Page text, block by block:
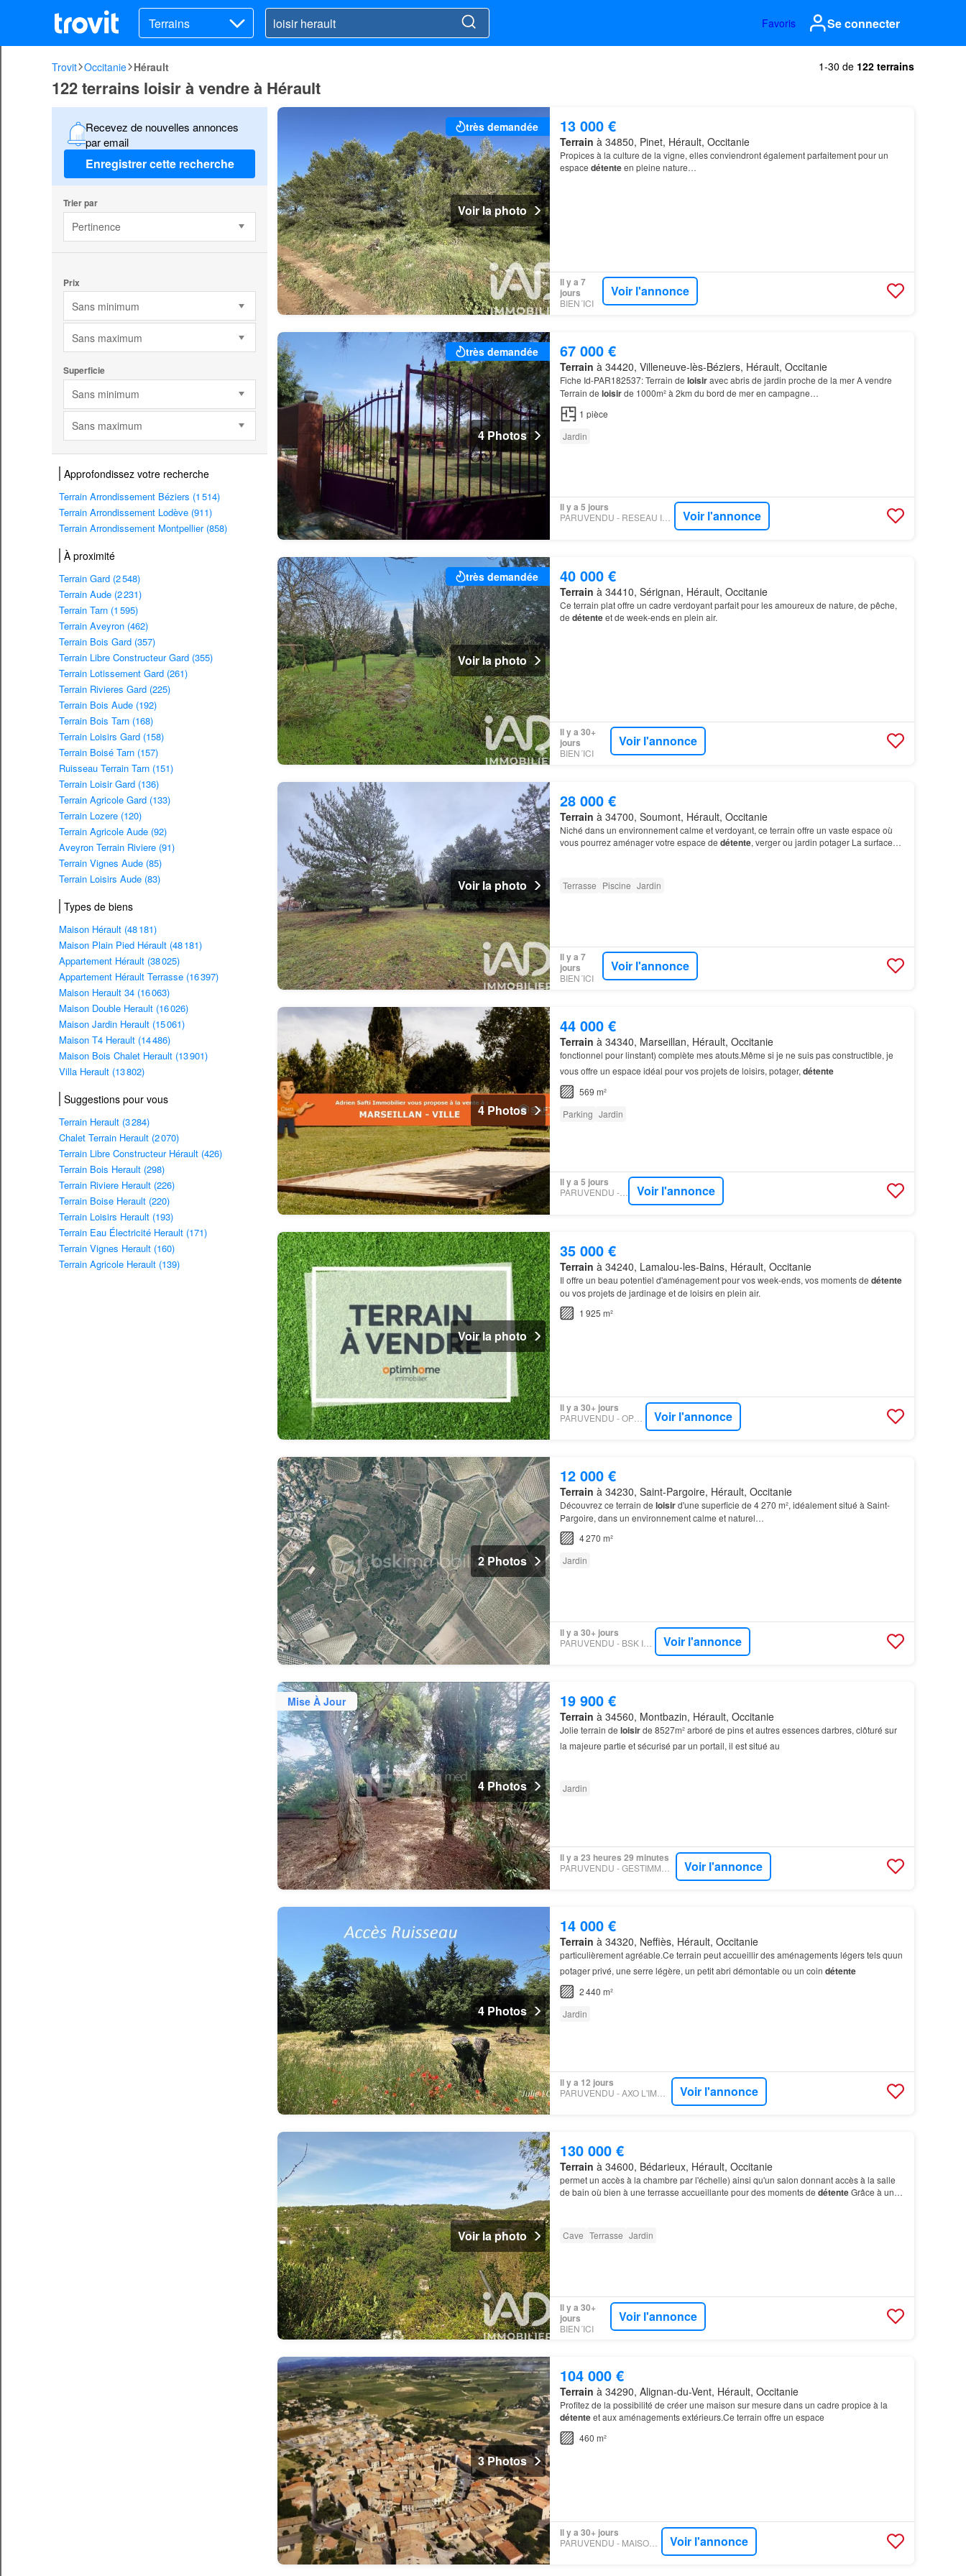
Terrains Favoris Se connecter
Trovit Occitanie Hérault 1-30 de 122 terrains
122 terrains loisir à vendre à Hérault
Recevez de nouvelles annonces
par email
Enregistrer cette recherche
Trier par
Pertinence
Prix
Sans minimum
Sans maximum
Superficie
Sans minimum
Sans maximum
Approfondissez votre recherche
Terrain Arrondissement Béziers (1 514)
Terrain Arrondissement Lodève (911)
Terrain Arrondissement Montpellier (858)
À proximité
Terrain Gard (2 548)
Terrain Aude (2 231)
Terrain Tarn (1 595)
Terrain Aveyron (462)
Terrain Bois Gard (357)
Terrain Libre Constructeur Gard (355)
Terrain Lotissement Gard (261)
Terrain Rivieres Gard (225)
Terrain Bois Aude (192)
Terrain Bois Tarn (168)
Terrain Loisirs Gard (158)
Terrain Boisé Tarn (157)
Ruisseau Terrain Tarn (151)
Terrain Loisir Gard (136)
Terrain Agricole Gard (133)
Terrain Lozere (120)
Terrain Agricole Aude (92)
Aveyron Terrain Riviere (91)
Terrain Vignes Aude (85)
Terrain Loisirs Aude (83)
Types de biens
Maison Hérault (48 181)
Maison Plain Pied Hérault (48 181)
Appartement Hérault (38 025)
Appartement Hérault Terrasse (16 397)
Maison Herault 34 (16 063)
Maison Double Herault (16 026)
Maison Jardin Herault (15 061)
Maison T4 Herault (14 486)
Maison Bois Chalet Herault (13 901)
Villa Herault (13 802)
Suggestions pour vous
Terrain Herault (3 284)
Chalet Terrain Herault (2 070)
Terrain Libre Constructeur Hérault (426)
Terrain Bois Herault (298)
Terrain Riviere Herault (226)
Terrain Boise Herault (220)
Terrain Loisirs Herault (193)
Terrain Eau Électricité Herault (171)
Terrain Vignes Herault (160)
Terrain Agricole Herault (139)
très demandée
Voir la photo
13 000 €
Terrain à 34850, Pinet, Hérault, Occitanie
Propices à la culture de la vigne, elles conviendront également parfaitement pour un
espace détenteen pleine nature…
Il y a 7
jours
BIEN´ICI
Voir l'annonce
très demandée
4 Photos
67 000 €
Terrain à 34420, Villeneuve-lès-Béziers, Hérault, Occitanie
Fiche Id-PAR182537: Terrain de loisiravec abris de jardin proche de la mer A vendre
Terrain de loisirde 1000m² à 2km du bord de mer en campagne…
1 pièce
Jardin
Il y a 5 jours
PARUVENDU - RESEAU IMMO DIFFUSION Voir l'annonce
très demandée
Voir la photo
40 000 €
Terrain à 34410, Sérignan, Hérault, Occitanie
Ce terrain plat offre un cadre verdoyant parfait pour les amoureux de nature, de pêche,
de détenteet de week-ends en plein air.
Il y a 30+
jours
BIEN´ICI
Voir l'annonce
Voir la photo
28 000 €
Terrain à 34700, Soumont, Hérault, Occitanie
Niché dans un environnement calme et verdoyant, ce terrain offre un vaste espace où
vous pourrez aménager votre espace de détente, verger ou jardin potager La surface
Terrasse Piscine Jardin
Il y a 7
jours
BIEN´ICI
Voir l'annonce
4 Photos
44 000 €
Terrain à 34340, Marseillan, Hérault, Occitanie
fonctionnel pour linstant) complète mes atouts.Même si je ne suis pas constructible, je
vous offre un espace idéal pour vos projets de loisirs, potager, détente
569 m²
Parking Jardin
Il y a 5 jours
PARUVENDU - SAFTI Voir l'annonce
Voir la photo
35 000 €
Terrain à 34240, Lamalou-les-Bains, Hérault, Occitanie
Il offre un beau potentiel d'aménagement pour vos week-ends, vos moments de détente
ou vos projets de jardinage et de loisirs en plein air.
1 925 m²
Il y a 30+ jours
PARUVENDU - OPTIMHOME Voir l'annonce
2 Photos
12 000 €
Terrain à 34230, Saint-Pargoire, Hérault, Occitanie
Découvrez ce terrain de loisird'une superficie de 4 270 m², idéalement situé à Saint-
Pargoire, dans un environnement calme et naturel…
4 270 m²
Jardin
Il y a 30+ jours
PARUVENDU - BSK IMMOBILIER Voir l'annonce
Mise À Jour
4 Photos
19 900 €
Terrain à 34560, Montbazin, Hérault, Occitanie
Jolie terrain de loisirde 8527m² arboré de pins et autres essences darbres, clôturé sur
la majeure partie et sécurisé par un portail, il est situé au
Jardin
Il y a 23 heures 29 minutes
Voir l'annonce
4 Photos
14 000 €
Terrain à 34320, Neffiès, Hérault, Occitanie
particulièrement agréable.Ce terrain peut accueillir des aménagements légers tels quun
potager privé, une serre légère, un petit abri démontable ou un coin détente
2 440 m²
Jardin
Il y a 12 jours
Voir l'annonce
Voir la photo
130 000 €
Terrain à 34600, Bédarieux, Hérault, Occitanie
permet un accès à la chambre par l'échelle) ainsi qu'un salon donnant accès à la salle
de bain où bien à une terrasse accueillante pour des moments de détenteGrâce à un
Cave Terrasse Jardin
Il y a 30+
jours
BIEN´ICI
Voir l'annonce
3 Photos
104 000 €
Terrain à 34290, Alignan-du-Vent, Hérault, Occitanie
Profitez de la possibilité de créer une maison sur mesure dans un cadre propice à la
détenteet aux aménagements extérieurs.Ce terrain offre un espace
460 m²
Il y a 30+ jours
PARUVENDU - MAISONS BALENCY Voir l'annonce